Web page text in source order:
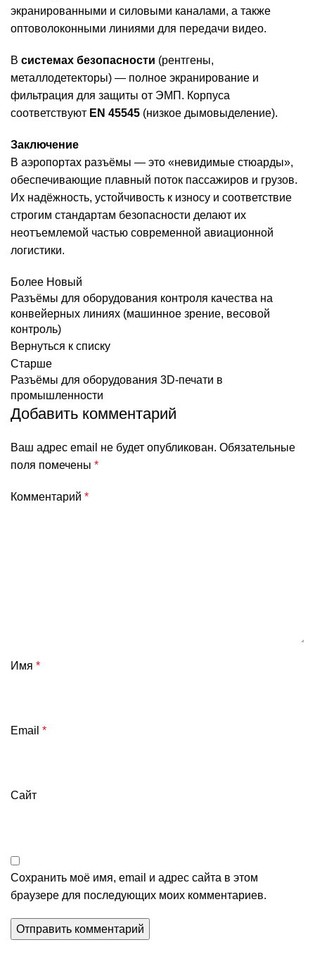
экранированными и силовыми каналами, а также
оптоволоконными линиями для передачи видео.
В системах безопасности (рентгены,
металлодетекторы) — полное экранирование и
фильтрация для защиты от ЭМП. Корпуса
соответствуют EN 45545 (низкое дымовыделение).
Заключение
В аэропортах разъёмы — это «невидимые стюарды»,
обеспечивающие плавный поток пассажиров и грузов.
Их надёжность, устойчивость к износу и соответствие
строгим стандартам безопасности делают их
неотъемлемой частью современной авиационной
логистики.
Более Новый
Разъёмы для оборудования контроля качества на
конвейерных линиях (машинное зрение, весовой
контроль)
Вернуться к списку
Старше
Разъёмы для оборудования 3D-печати в
промышленности
Добавить комментарий
Ваш адрес email не будет опубликован. Обязательные
поля помечены *
Комментарий *
Имя *
Email *
Сайт
Сохранить моё имя, email и адрес сайта в этом
браузере для последующих моих комментариев.